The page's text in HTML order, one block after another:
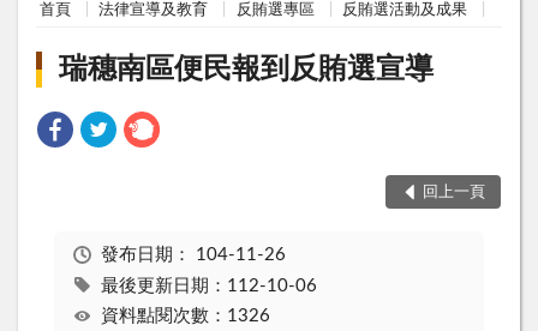
首頁 法律宣導及教育 反賄選專區 反賄選活動及成果
瑞穗南區便民報到反賄選宣導
回上一頁
發布日期： 104-11-26
最後更新日期：112-10-06
資料點閱次數：1326